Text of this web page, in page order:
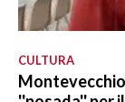
CULTURA